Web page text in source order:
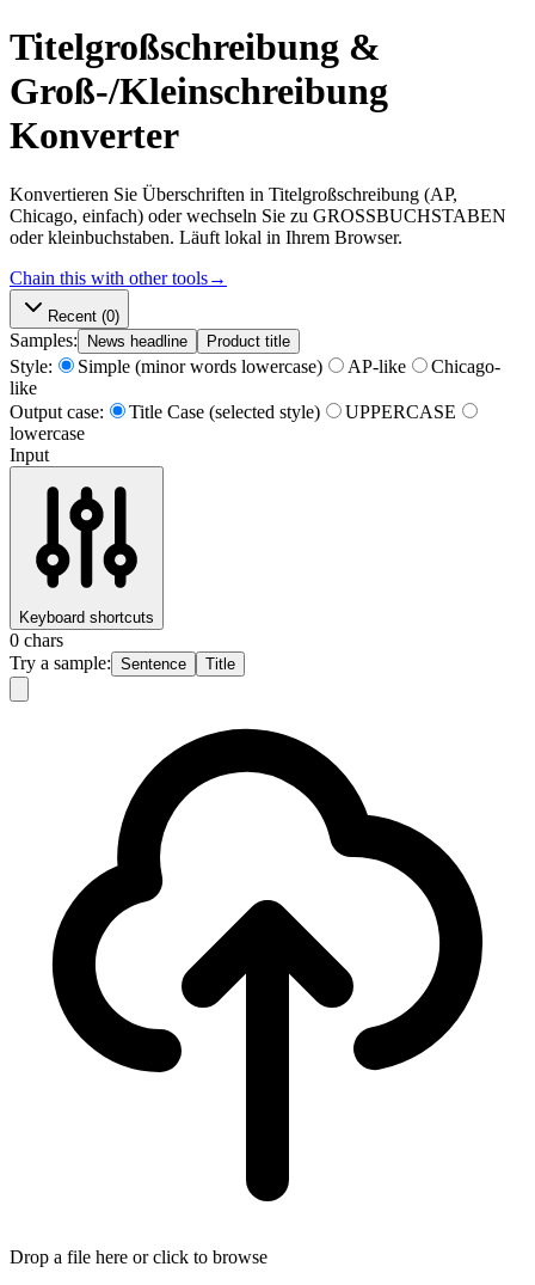
Titelgroßschreibung &
Groß-/Kleinschreibung
Konverter
Konvertieren Sie Überschriften in Titelgroßschreibung (AP,
Chicago, einfach) oder wechseln Sie zu GROSSBUCHSTABEN
oder kleinbuchstaben. Läuft lokal in Ihrem Browser.
Chain this with other tools→
Recent (0)
Samples: News headline Product title
Style: Simple (minor words lowercase) AP-like
Chicago-
like
Output case:
Title Case (selected style)
UPPERCASE
lowercase
Input
Keyboard shortcuts
0 chars
Try a sample: Sentence Title
Drop a file here or click to browse